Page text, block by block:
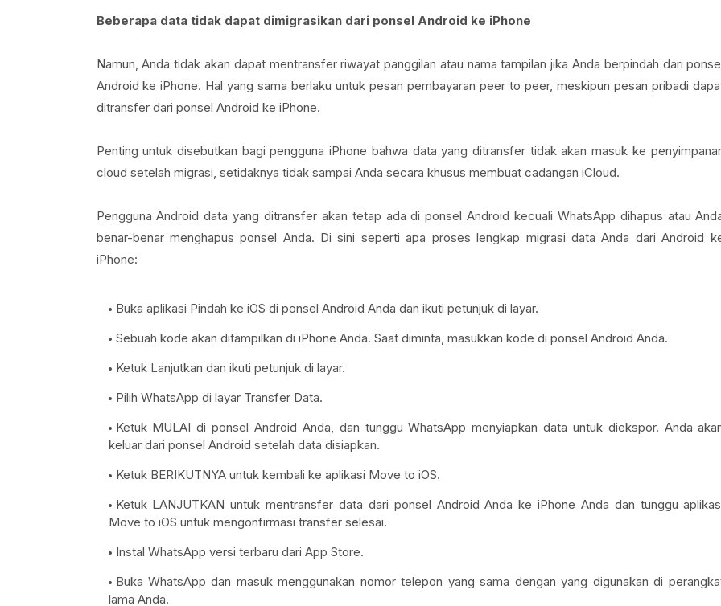
Beberapa data tidak dapat dimigrasikan dari ponsel Android ke iPhone
Namun, Anda tidak akan dapat mentransfer riwayat panggilan atau nama tampilan jika Anda berpindah dari
Android ke iPhone. Hal yang sama berlaku untuk pesan pembayaran peer to peer, meskipun pesan pribadi
ditransfer dari ponsel Android ke iPhone.
Penting untuk disebutkan bagi pengguna iPhone bahwa data yang ditransfer tidak akan masuk ke
cloud setelah migrasi, setidaknya tidak sampai Anda secara khusus membuat cadangan iCloud.
Pengguna Android data yang ditransfer akan tetap ada di ponsel Android kecuali WhatsApp dihapus atau
benar-benar menghapus ponsel Anda. Di sini seperti apa proses lengkap migrasi data Anda dari Android
iPhone:
Buka aplikasi Pindah ke iOS di ponsel Android Anda dan ikuti petunjuk di layar.
Sebuah kode akan ditampilkan di iPhone Anda. Saat diminta, masukkan kode di ponsel Android Anda.
Ketuk Lanjutkan dan ikuti petunjuk di layar.
Pilih WhatsApp di layar Transfer Data.
Ketuk MULAI di ponsel Android Anda, dan tunggu WhatsApp menyiapkan data untuk diekspor. Anda
keluar dari ponsel Android setelah data disiapkan.
Ketuk BERIKUTNYA untuk kembali ke aplikasi Move to iOS.
Ketuk LANJUTKAN untuk mentransfer data dari ponsel Android Anda ke iPhone Anda dan tunggu
Move to iOS untuk mengonfirmasi transfer selesai.
Instal WhatsApp versi terbaru dari App Store.
Buka WhatsApp dan masuk menggunakan nomor telepon yang sama dengan yang digunakan di
lama Anda.